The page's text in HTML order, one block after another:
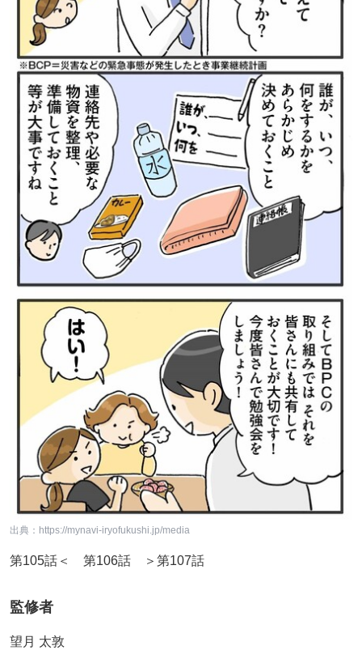
出典：https://mynavi-iryofukushi.jp/media
第105話＜ 第106話 ＞第107話
監修者
望月 太敦